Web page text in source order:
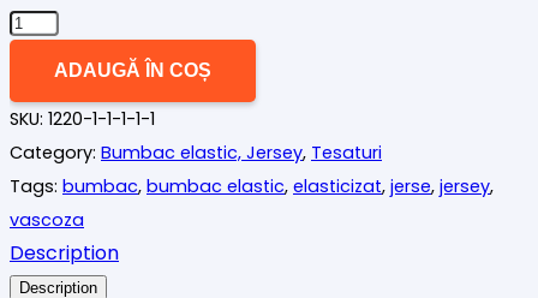
Cantitate
elastic)
pulover
subtire
dungi
ADAUGĂ ÎN COȘ
SKU: 1220-1-1-1-1-1
Category: Bumbac elastic, Jersey, Tesaturi
Tags: bumbac, bumbac elastic, elasticizat, jerse, jersey,
vascoza
Description
Description